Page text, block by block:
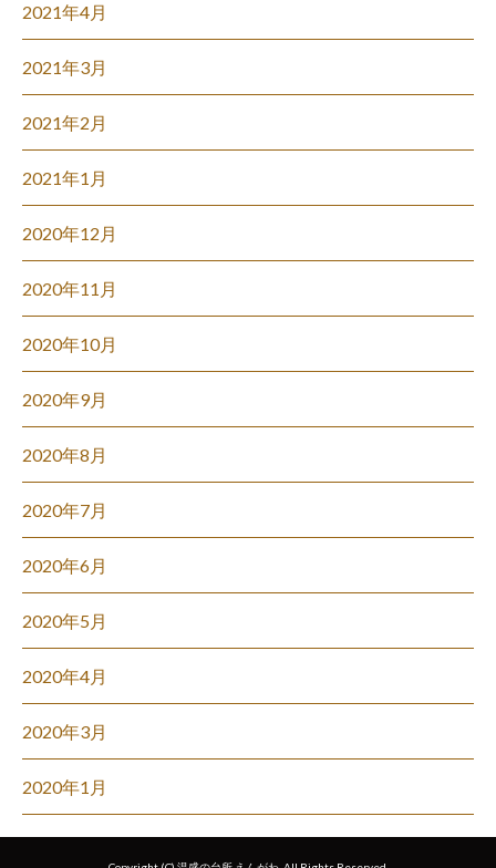
2021年4月
2021年3月
2021年2月
2021年1月
2020年12月
2020年11月
2020年10月
2020年9月
2020年8月
2020年7月
2020年6月
2020年5月
2020年4月
2020年3月
2020年1月